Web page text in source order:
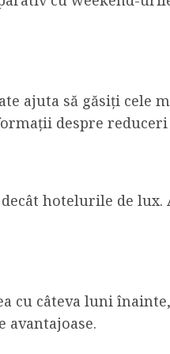
ajuta să găsiți cele
despre
hotelurile de lux.
cu câteva luni
avantajoase.